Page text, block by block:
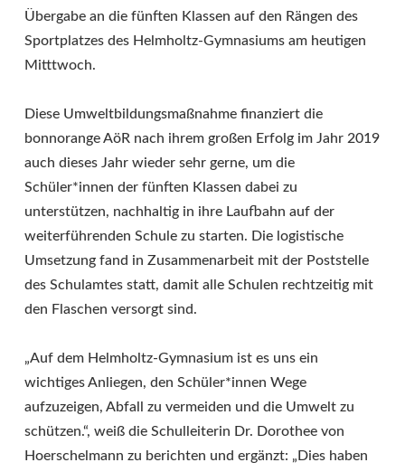
Übergabe an die fünften Klassen auf den Rängen des
Sportplatzes des Helmholtz-Gymnasiums am heutigen
Mitttwoch.
Diese Umweltbildungsmaßnahme finanziert die
bonnorange AöR nach ihrem großen Erfolg im Jahr 2019
auch dieses Jahr wieder sehr gerne, um die
Schüler*innen der fünften Klassen dabei zu
unterstützen, nachhaltig in ihre Laufbahn auf der
weiterführenden Schule zu starten. Die logistische
Umsetzung fand in Zusammenarbeit mit der Poststelle
des Schulamtes statt, damit alle Schulen rechtzeitig mit
den Flaschen versorgt sind.
„Auf dem Helmholtz-Gymnasium ist es uns ein
wichtiges Anliegen, den Schüler*innen Wege
aufzuzeigen, Abfall zu vermeiden und die Umwelt zu
schützen.“, weiß die Schulleiterin Dr. Dorothee von
Hoerschelmann zu berichten und ergänzt: „Dies haben